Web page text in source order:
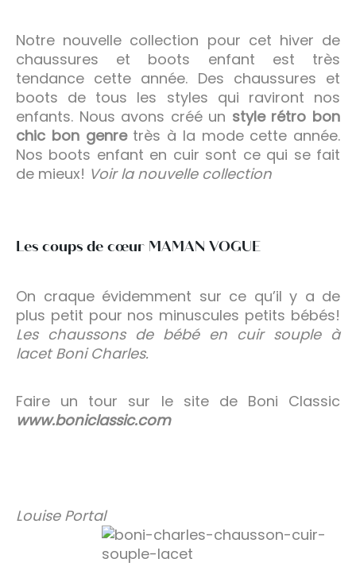
Notre nouvelle collection pour cet hiver de
chaussures et boots enfant est très
tendance cette année. Des chaussures et
boots de tous les styles qui raviront nos
enfants. Nous avons créé un style rétro bon
chic bon genretrès à la mode cette année.
Nos boots enfant en cuir sont ce qui se fait
de mieux! Voir la nouvelle collection
Les coups de cœur MAMAN VOGUE
On craque évidemment sur ce qu’il y a de
plus petit pour nos minuscules petits bébés!
Les chaussons de bébé en cuir souple à
lacet Boni Charles.
Faire un tour sur le site de Boni Classic
www.boniclassic.com
Louise Portal